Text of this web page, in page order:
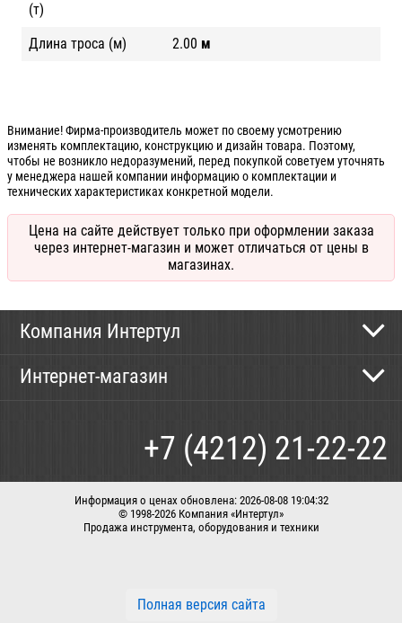
(т)
Длина троса (м) 2.00 м
Внимание! Фирма-производитель может по своему усмотрению
изменять комплектацию, конструкцию и дизайн товара. Поэтому,
чтобы не возникло недоразумений, перед покупкой советуем уточнять
у менеджера нашей компании информацию о комплектации и
технических характеристиках конкретной модели.
Цена на сайте действует только при оформлении заказа
через интернет-магазин и может отличаться от цены в
магазинах.
Компания Интертул
Новости
Интернет-магазин
Доставка
+7 (4212) 21-22-22
Информация о ценах обновлена: 2026-08-08 19:04:32
© 1998-2026 Компания «Интертул»
Продажа инструмента, оборудования и техники
Полная версия сайта